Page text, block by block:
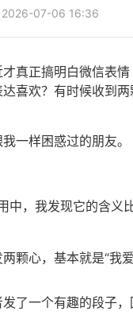
2026-07-06 16:36
真正搞明白微信表
喜欢？有时候收到
一样困惑过的朋友。
中，我发现它的含
颗心，基本就是“我
了一个有趣的段子